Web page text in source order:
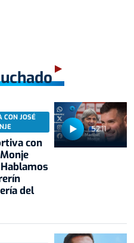
52:11
CON JOSÉ
con
del